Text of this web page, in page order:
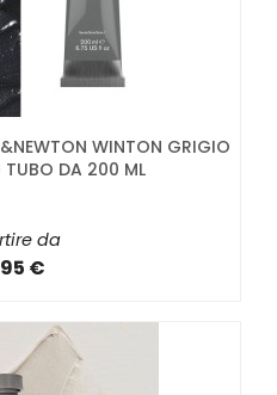
WINTON GRIGIO
DA 200 ML
da
€